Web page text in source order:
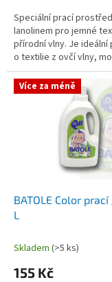
Speciální prací
lanolinem pro jemné
přírodní vlny. Je ideální
o textilie z ovčí vlny,
angory a ostatních
tkanin. Kombinace...
Více za méně
BATOLE Color prací
L
Skladem (>5 ks)
155 Kč